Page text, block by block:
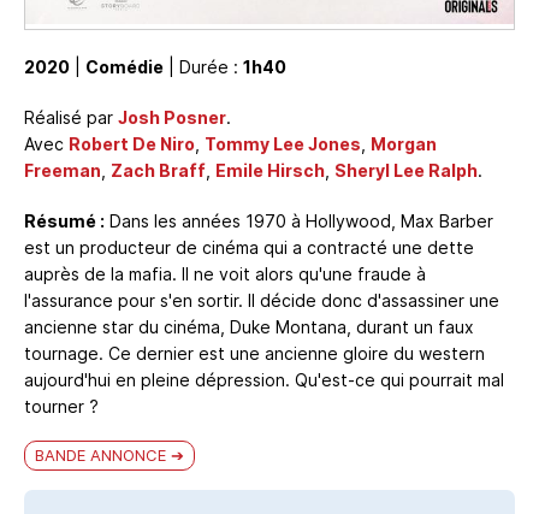
2020 Comédie | Durée : 1h40
Réalisé par Josh Posner.
Avec Robert De Niro Tommy Lee Jones Morgan
Freeman Zach Braff Emile Hirsch Sheryl Lee Ralph.
Résumé : Dans les années 1970 à Hollywood, Max Barber
est un producteur de cinéma qui a contracté une dette
auprès de la mafia. Il ne voit alors qu'une fraude à
l'assurance pour s'en sortir. Il décide donc d'assassiner une
ancienne star du cinéma, Duke Montana, durant un faux
tournage. Ce dernier est une ancienne gloire du western
aujourd'hui en pleine dépression. Qu'est-ce qui pourrait mal
tourner ?
BANDE ANNONCE